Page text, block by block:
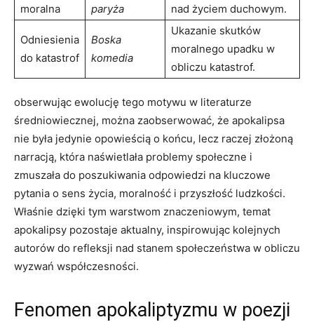
moralna
paryża
nad życiem duchowym.
Odniesienia
do katastrof
Boska‌
komedia
Ukazanie skutków
moralnego upadku w
obliczu ⁢katastrof.
obserwując ewolucję tego motywu w literaturze
średniowiecznej, można zaobserwować, że apokalipsa
nie była jedynie opowieścią o końcu, lecz raczej złożoną
narracją, która naświetlała⁣ problemy społeczne i
⁢zmuszała do poszukiwania odpowiedzi na​ kluczowe
‌pytania o sens ⁢życia, moralność i przyszłość ludzkości.
Właśnie dzięki tym warstwom znaczeniowym,⁤ temat
‌apokalipsy ​pozostaje aktualny, inspirowując kolejnych
autorów do ⁣refleksji nad stanem⁣ społeczeństwa w obliczu
wyzwań współczesności.
Fenomen apokaliptyzmu w poezji